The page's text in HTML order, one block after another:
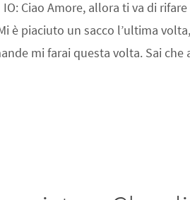
I IO: Ciao Amore, allora ti va di
è piaciuto un sacco l’ultima
mi farai questa volta. Sai